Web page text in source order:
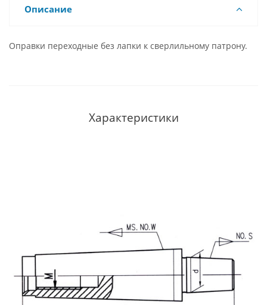
Описание
Оправки переходные без лапки к сверлильному патрону.
Характеристики